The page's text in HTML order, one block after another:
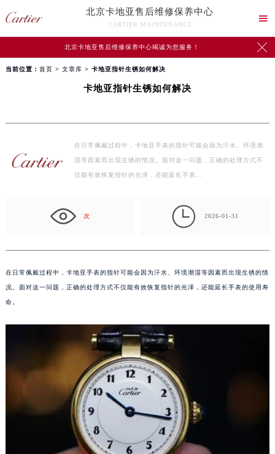
北京卡地亚售后维修保养中心
CARTIER MAINTENANCE

北京卡地亚售后维修保养中心竭诚为您服务！ 
当前位置： 首页 > 文章库 > 卡地亚指针生锈如何解决
卡地亚指针生锈如何解决
在日常佩戴过程中，卡地亚手表的指针可能会因为汗水、环境潮
湿等因素而出现生锈的情况。面对这一问题，正确的处理方式不
仅能有效恢复指针的光泽，还能延长手表…
次  2026-01-31
在日常佩戴过程中，卡地亚手表的指针可能会因为汗水、环境潮湿等因素而出现生锈的情
况。面对这一问题，正确的处理方式不仅能有效恢复指针的光泽，还能延长手表的使用寿
命。